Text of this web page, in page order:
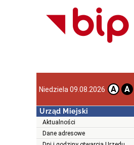
Niedziela 09.08.2026 A A
Urząd Miejski
Aktualności
Dane adresowe